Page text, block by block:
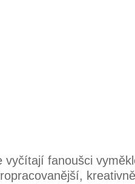
vyčítají fanoušci